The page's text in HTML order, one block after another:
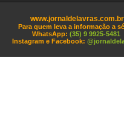
www.jornaldelavras.com.br
Para quem leva a informação a
WhatsApp: (35) 9 9925-5481
Instagram e Facebook: